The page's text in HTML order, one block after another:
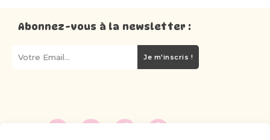
Abonnez-vous à la newsletter :
Je m'inscris !